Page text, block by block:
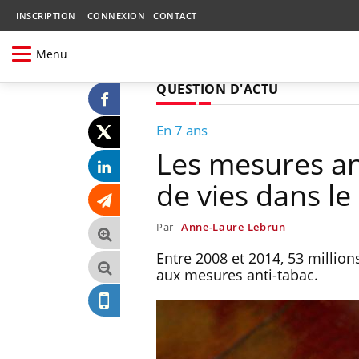
INSCRIPTION CONNEXION CONTACT
Menu
QUESTION D'ACTU
En 7 ans
Les mesures
de vies dans
Par Anne-Laure Lebrun
Entre 2008 et 2014, 53
aux mesures anti-tabac.